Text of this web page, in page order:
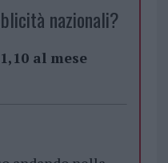
nazionali?
al mese